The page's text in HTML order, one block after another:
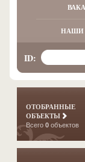
НАШИ
ID:
ОТОБРАННЫЕ
ОБЪЕКТЫ
Всего 0 объектов